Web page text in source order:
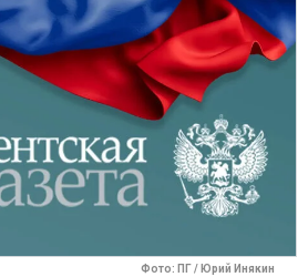
Фото: ПГ / Юрий Инякин